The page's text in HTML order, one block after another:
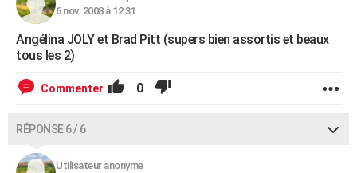
6 nov. 2008 à 12:31
Angélina JOLY et Brad Pitt (supers bien assortis et beaux
tous les 2)
Commenter 0
RÉPONSE 6 / 6
Utilisateur anonyme